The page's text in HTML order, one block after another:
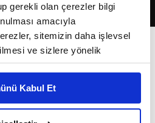
gerekli olan çerezler bilgi
amacıyla
sitemizin daha işlevsel
ve sizlere yönelik
yapılması, amaçlarıyla
çerez paneli vasıtasıyla
ilişkin detaylı bilgi için
Kabul Et